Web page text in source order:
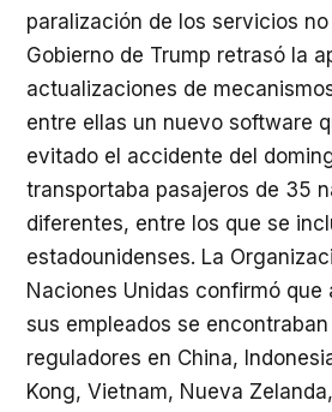
paralización de los servicios no
Gobierno de Trump retrasó la
actualizaciones de
entre ellas un nuevo software
evitado el accidente del
transportaba pasajeros de 35
diferentes, entre los que se
estadounidenses. La
Naciones Unidas confirmó que
sus empleados se
reguladores en China,
Kong, Vietnam, Nueva